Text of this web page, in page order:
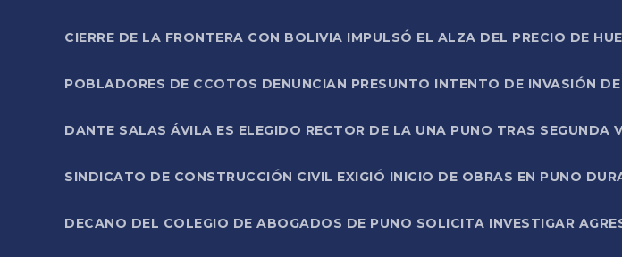
CIERRE DE LA FRONTERA CON BOLIVIA IMPULSÓ EL ALZA DEL PRECIO DE
POBLADORES DE CCOTOS DENUNCIAN PRESUNTO INTENTO DE INVASIÓN
DANTE SALAS ÁVILA ES ELEGIDO RECTOR DE LA UNA PUNO TRAS
SINDICATO DE CONSTRUCCIÓN CIVIL EXIGIÓ INICIO DE OBRAS EN PUNO
DECANO DEL COLEGIO DE ABOGADOS DE PUNO SOLICITA INVESTIGAR